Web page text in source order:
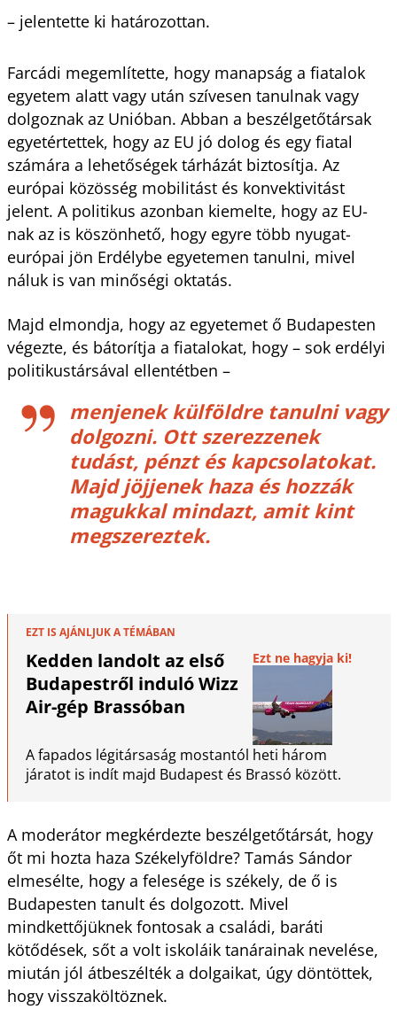
– jelentette ki határozottan.
Farcádi megemlítette, hogy manapság a fiatalok
egyetem alatt vagy után szívesen tanulnak vagy
dolgoznak az Unióban. Abban a beszélgetőtársak
egyetértettek, hogy az EU jó dolog és egy fiatal
számára a lehetőségek tárházát biztosítja. Az
európai közösség mobilitást és konvektivitást
jelent. A politikus azonban kiemelte, hogy az EU-
nak az is köszönhető, hogy egyre több nyugat-
európai jön Erdélybe egyetemen tanulni, mivel
náluk is van minőségi oktatás.
Majd elmondja, hogy az egyetemet ő Budapesten
végezte, és bátorítja a fiatalokat, hogy – sok erdélyi
politikustársával ellentétben –
menjenek külföldre tanulni vagy
dolgozni. Ott szerezzenek
tudást, pénzt és kapcsolatokat.
Majd jöjjenek haza és hozzák
magukkal mindazt, amit kint
megszereztek.
EZT IS AJÁNLJUK A TÉMÁBAN
Kedden landolt az első
Budapestről induló Wizz
Air-gép Brassóban
Ezt ne hagyja ki!
A fapados légitársaság mostantól heti három
járatot is indít majd Budapest és Brassó között.
A moderátor megkérdezte beszélgetőtársát, hogy
őt mi hozta haza Székelyföldre? Tamás Sándor
elmesélte, hogy a felesége is székely, de ő is
Budapesten tanult és dolgozott. Mivel
mindkettőjüknek fontosak a családi, baráti
kötődések, sőt a volt iskoláik tanárainak nevelése,
miután jól átbeszélték a dolgaikat, úgy döntöttek,
hogy visszaköltöznek.